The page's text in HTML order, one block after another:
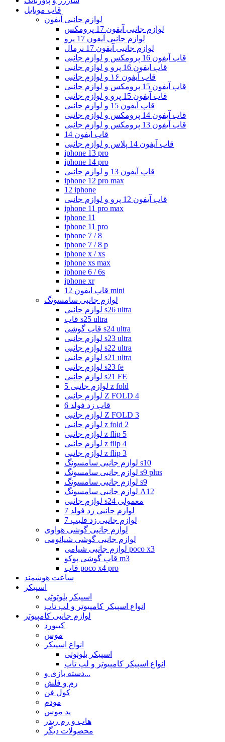
قاب موبایل
لوازم جانبی آیفون
لوازم جانبی آیفون 17 پرومکس
لوازم جانبی آیفون 17 پرو
لوازم جانبی آیفون 17 نرمال
قاب آیفون 16 پرومکس و لوازم جانبی
قاب ایفون 16 پرو و لوازم جانبی
قاب آیفون ۱۶ و لوازم جانبی
قاب آیفون 15 پرومکس و لوازم جانبی
قاب آیفون 15 پرو و لوازم جانبی
قاب آیفون 15 و لوازم جانبی
قاب آیفون 14 پرومکس و لوازم جانبی
قاب آیفون 13 پرومکس و لوازم جانبی
قاب ایفون 14
قاب آیفون 14 پلاس و لوازم جانبی
iphone 13 pro
iphone 14 pro
قاب آیفون 13 و لوازم جانبی
iphone 12 pro max
12 iphone
قاب آیفون 12 پرو و لوازم جانبی
iphone 11 pro max
iphone 11
iphone 11 pro
iphone 7 / 8
iphone 7 / 8 p
iphone x / xs
iphone xs max
iphone 6 / 6s
iphone xr
قاب ایفون 12 mini
لوازم جانبی سامسونگ
لوازم جانبی s26 ultra
قاب s25 ultra
قاب گوشی s24 ultra
لوازم جانبی s23 ultra
لوازم جانبی s22 ultra
لوازم جانبی s21 ultra
لوازم جانبی s23 fe
لوازم جانبی s21 FE
لوازم جانبی 5 z fold
لوازم جانبی Z FOLD 4
قاب زد فولد 6
لوازم جانبی Z FOLD 3
لوازم جانبی z fold 2
لوازم جانبی z flip 5
لوازم جانبی z flip 4
لوازم جانبی z flip 3
لوازم جانبی سامسونگ s10
لوازم جانبی سامسونگ s9 plus
لوازم جانبی سامسونگ s9
لوازم جانبی سامسونگ A12
لوازم جانبی s24 معمولی
لوازم جانبی زد فولد 7
لوازم جانبی زد فلیپ 7
لوازم جانبی گوشی هواوی
لوازم جانبی گوشی شیائومی
لوازم جانبی شیامی poco x3
قاب گوشی پوکو m3
قاب poco x4 pro
ساعت هوشمند
اسپیکر
اسپیکر بلوتوثی
انواع اسپیکر کامپیوتر و لپ تاپ
لوازم جانبی کامپیوتر
کیبورد
موس
انواع اسپیکر
اسپیکر بلوتوثی
انواع اسپیکر کامپیوتر و لپ تاپ
دسته بازی و...
رم و فلش
کول فن
مودم
پد موس
هاب و رم ریدر
محصولات دیگر